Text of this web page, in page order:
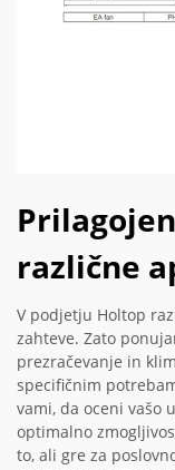
različne
V podjetju Holtop
zahteve. Zato
prezračevanje in
specifičnim
vami, da oceni vašo
optimalno
to, ali gre za